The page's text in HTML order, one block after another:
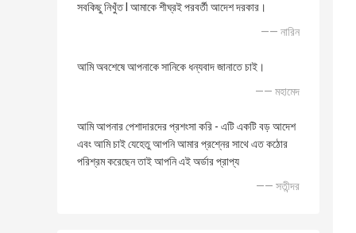
সবকিছু নিখুঁত I আমাকে শীঘ্রই পরবর্তী আদেশ দরকার।
—— নারিন
আমি অবশেষে আপনাকে সানিকে ধন্যবাদ জানাতে চাই।
—— মহামেদ
আমি আপনার পেশাদারদের প্রশংসা করি - এটি একটি বড় আদেশ
এবং আমি চাই যেহেতু আপনি আমার প্রশ্নের সাথে এত কঠোর
পরিশ্রম করেছেন তাই আপনি এই অর্ডার প্রাপ্য
—— সতীন্দর